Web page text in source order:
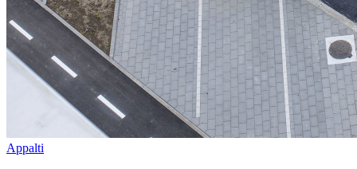
Appalti